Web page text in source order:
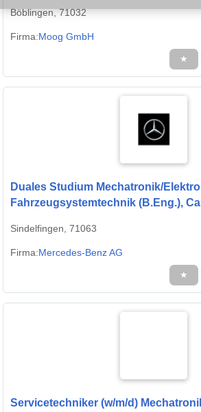
Böblingen, 71032
Firma:Moog GmbH
★
Duales Studium Mechatronik/
Fahrzeugsystemtechnik (B.Eng.),
Sindelfingen, 71063
Firma:Mercedes-Benz AG
★
Servicetechniker (w/m/d)